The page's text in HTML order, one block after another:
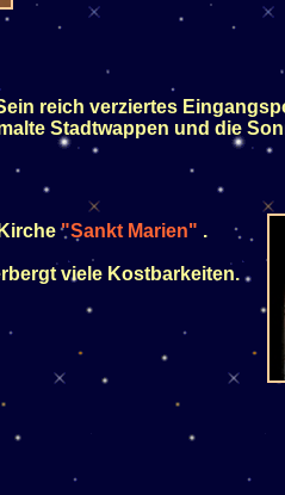
reich verziertes
Stadtwappen und die
"Sankt Marien" .
viele Kostbarkeiten.